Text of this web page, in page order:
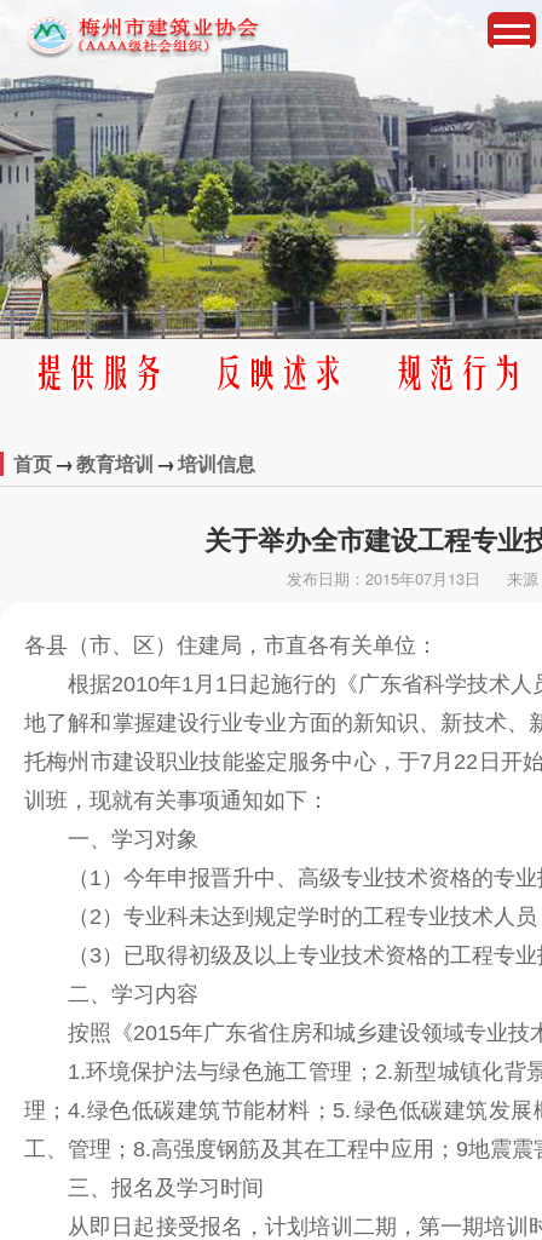
首页→教育培训 →培训信息
关于举办全市建设工程专业
发布日期：2015年07月13日 来
各县（市、区）住建局，市直各有关单位：
根据2010年1月1日起施行的《广东省科学技术
地了解和掌握建设行业专业方面的新知识、新技术
托梅州市建设职业技能鉴定服务中心，于7月22日开
训班，现就有关事项通知如下：
一、学习对象
（1）今年申报晋升中、高级专业技术资格的专
（2）专业科未达到规定学时的工程专业技术人员
（3）已取得初级及以上专业技术资格的工程专
二、学习内容
按照《2015年广东省住房和城乡建设领域专业
1.环境保护法与绿色施工管理；2.新型城镇化背
理；4.绿色低碳建筑节能材料；5. 绿色低碳建筑发
工、管理；8.高强度钢筋及其在工程中应用；9地震震
三、报名及学习时间
从即日起接受报名，计划培训二期，第一期培